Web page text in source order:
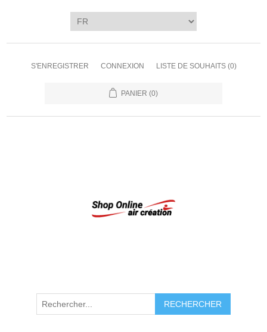
S'ENREGISTRER CONNEXION LISTE DE SOUHAITS (0)
PANIER (0)
RECHERCHER